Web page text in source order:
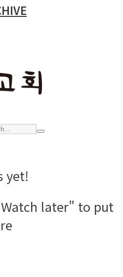
yet!
later" to put